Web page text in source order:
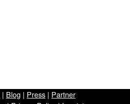
| Blog | Press | Partner